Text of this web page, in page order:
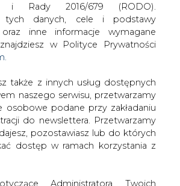
CIRE.TV
i Rady 2016/679 (RODO).
tych danych, cele i podstawy
oraz inne informacje wymagane
w Polityce Prywatności
także z innych usług dostępnych
naszego serwisu, przetwarzamy
osobowe podane przy zakładaniu
do newslettera. Przetwarzamy
pozostawiasz lub do których
dostęp w ramach korzystania z
Administratora Twoich
ELEKTROMOBILNOŚĆ
Sprzedaż
poniżej zakładanego poziomu,